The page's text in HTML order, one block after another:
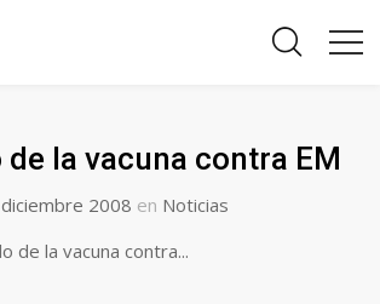
la vacuna contra EM
2008 en Noticias
de la vacuna contra...